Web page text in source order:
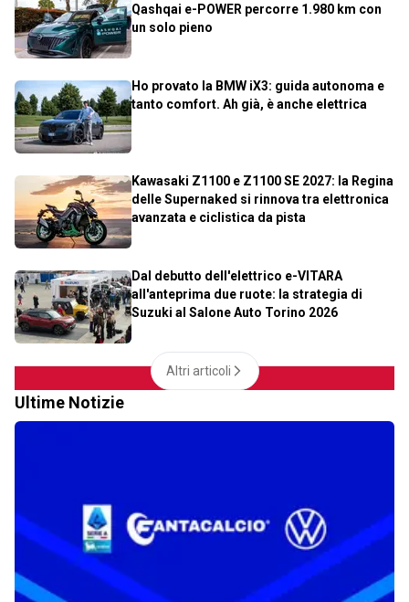
Qashqai e-POWER percorre 1.980 km con
un solo pieno
Ho provato la BMW iX3: guida autonoma e
tanto comfort. Ah già, è anche elettrica
Kawasaki Z1100 e Z1100 SE 2027: la Regina
delle Supernaked si rinnova tra elettronica
avanzata e ciclistica da pista
Dal debutto dell'elettrico e-VITARA
all'anteprima due ruote: la strategia di
Suzuki al Salone Auto Torino 2026
Altri articoli
Ultime Notizie